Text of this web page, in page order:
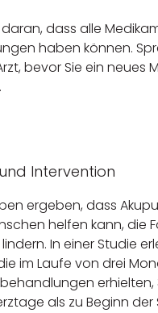
daran, dass alle
haben können.
bevor Sie ein neues
Intervention
ergeben, dass
helfen kann, die
In einer Studie
im Laufe von drei
erhielten,
als zu Beginn der